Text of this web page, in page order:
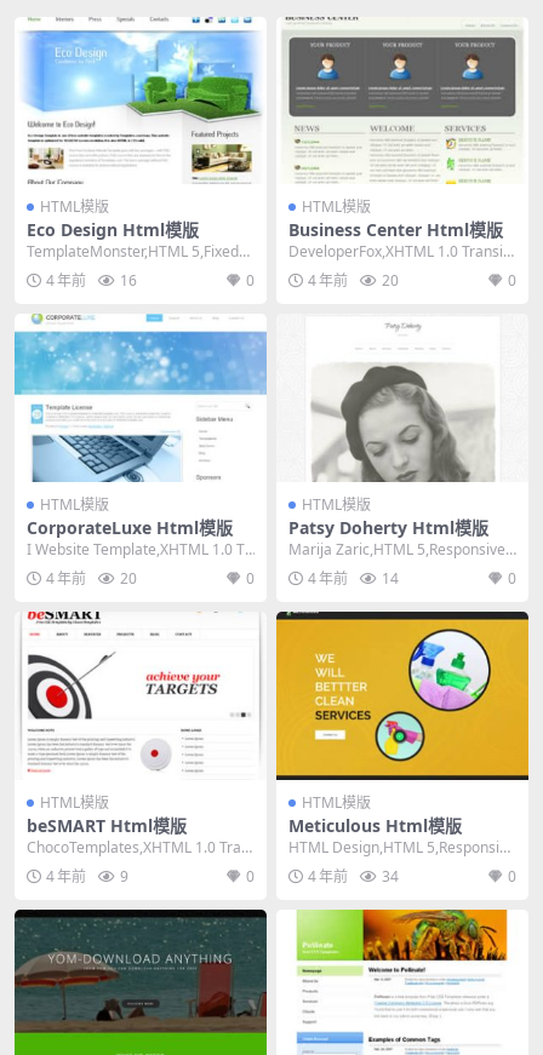
HTML模版
Eco Design Html模版
TemplateMonster,HTML 5,Fixed
Width, 2 Co...
4 年前 16 0
HTML模版
Business Center Html模版
DeveloperFox,XHTML 1.0 Transiti
onal,Fixe...
4 年前 20 0
HTML模版
CorporateLuxe Html模版
I Website Template,XHTML 1.0 Tr
ansitiona...
4 年前 20 0
HTML模版
Patsy Doherty Html模版
Marija Zaric,HTML 5,Responsive,
3 Column...
4 年前 14 0
HTML模版
beSMART Html模版
ChocoTemplates,XHTML 1.0 Tran
sitional,Fi...
4 年前 9 0
HTML模版
Meticulous Html模版
HTML Design,HTML 5,Responsiv
e, 3 Columns...
4 年前 34 0